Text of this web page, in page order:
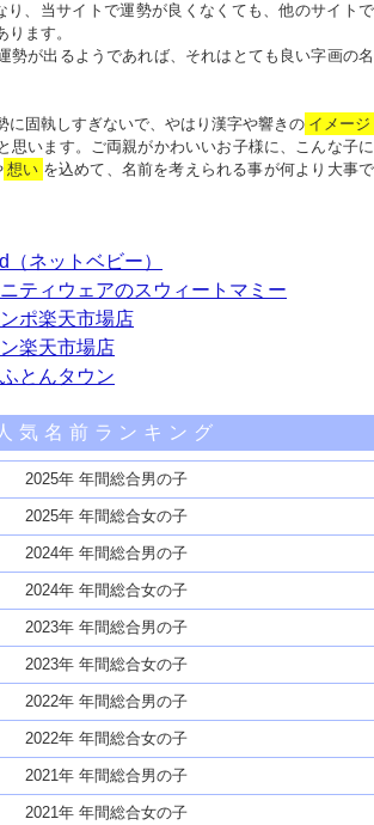
り、当サイトで運勢が良くなくても、他のサイトで
ます。
勢が出るようであれば、それはとても良い字画の名
に固執しすぎないで、やはり漢字や響きの イメージ
思います。ご両親がかわいいお子様に、こんな子に
想い を込めて、名前を考えられる事が何より大事で
ネットベビー）
ティウェアのスウィートマミー
ポ楽天市場店
楽天市場店
とんタウン
人気名前ランキング
2025年 年間総合男の子
2025年 年間総合女の子
2024年 年間総合男の子
2024年 年間総合女の子
2023年 年間総合男の子
2023年 年間総合女の子
2022年 年間総合男の子
2022年 年間総合女の子
2021年 年間総合男の子
2021年 年間総合女の子